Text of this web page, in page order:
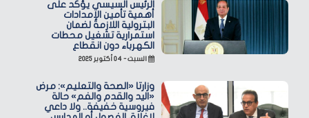
الرئيس السيسي يؤكد على
أهمية تأمين الإمدادات
البترولية اللازمة لضمان
استمرارية تشغيل محطات
الكهرباء دون انقطاع
السبت - ٠٤ أكتوبر ٢٠٢٥
وزارتا «الصحة والتعليم»: مرض
«اليد والقدم والفم» حالة
فيروسية خفيفة.. ولا داعي